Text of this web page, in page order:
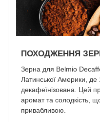
ПОХОДЖЕННЯ
Зерна для Belmio
Латинської Америки, де
декафеїнізована. Цей
аромат та солодкість,
привабливою.